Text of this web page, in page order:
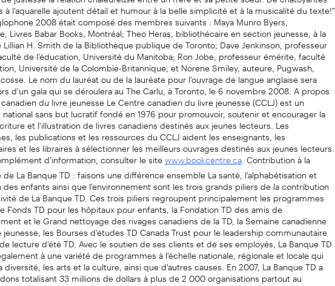
à l'aquarelle ajoutent détail et humour à la belle simplicité et à la musicalité du texte!"
2008 était composé des membres suivants : Maya Munro Byers,
Livres Babar Books, Montréal; Theo Heras, bibliothécaire en section jeunesse, à la
H. Smith de la Bibliothèque publique de Toronto; Dave Jenkinson, professeur
de l'éducation, Université du Manitoba; Ron Jobe, professeur émérite, faculté
Université de la Colombie-Britannique; et Norene Smiley, auteure, Pugwash,
Le nom du lauréat ou de la lauréate pour l'ouvrage de langue anglaise sera
d'un gala qui se déroulera au The Carlu, à Toronto, le 6 novembre 2008. A propos
du livre jeunesse Le Centre canadien du livre jeunesse (CCLJ) est un
sans but lucratif fondé en 1976 pour promouvoir, soutenir et encourager la
et l'illustration de livres canadiens destinés aux jeunes lecteurs. Les
les publications et les ressources du CCLJ aident les enseignants, les
et les libraires à sélectionner les meilleurs ouvrages destinés aux jeunes lecteurs.
d'information, consulter le sitewww.bookcentre.ca. Contribution à la
La Banque TD : faisons une différence ensemble La santé, l'alphabétisation et
enfants ainsi que l'environnement sont les trois grands piliers de la contribution
de La Banque TD. Ces trois piliers regroupent principalement les programmes
Fonds TD pour les hôpitaux pour enfants, la Fondation TD des amis de
et le Grand nettoyage des rivages canadiens de la TD, la Semaine canadienne
les Bourses d'études TD Canada Trust pour le leadership communautaire
lecture d'été TD. Avec le soutien de ses clients et de ses employés, La Banque TD
à une variété de programmes à l'échelle nationale, régionale et locale qui
diversité, les arts et la culture, ainsi que d'autres causes. En 2007, La Banque TD a
totalisant 33 millions de dollars à plus de 2 000 organisations partout au